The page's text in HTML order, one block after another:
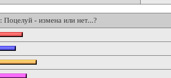
: Поцелуй - измена или нет...?